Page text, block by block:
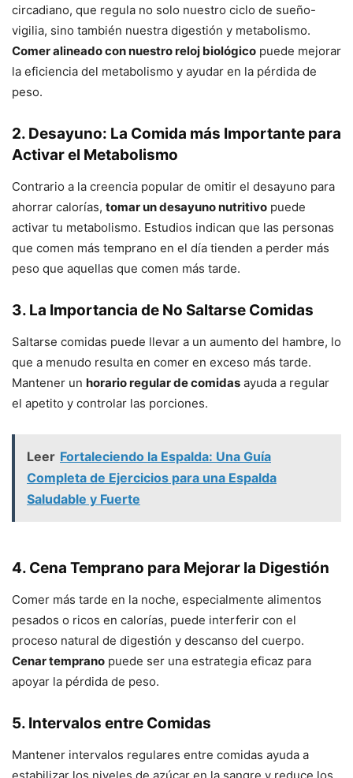
circadiano, que regula no solo nuestro ciclo de sueño-
vigilia, sino también nuestra digestión y metabolismo.
Comer alineado con nuestro reloj biológico puede mejorar
la eficiencia del metabolismo y ayudar en la pérdida de
peso.
2. Desayuno: La Comida más Importante para
Activar el Metabolismo
Contrario a la creencia popular de omitir el desayuno para
ahorrar calorías, tomar un desayuno nutritivo puede
activar tu metabolismo. Estudios indican que las personas
que comen más temprano en el día tienden a perder más
peso que aquellas que comen más tarde.
3. La Importancia de No Saltarse Comidas
Saltarse comidas puede llevar a un aumento del hambre, lo
que a menudo resulta en comer en exceso más tarde.
Mantener un horario regular de comidas ayuda a regular
el apetito y controlar las porciones.
Leer Fortaleciendo la Espalda: Una Guía
Completa de Ejercicios para una Espalda
Saludable y Fuerte
4. Cena Temprano para Mejorar la Digestión
Comer más tarde en la noche, especialmente alimentos
pesados o ricos en calorías, puede interferir con el
proceso natural de digestión y descanso del cuerpo.
Cenar temprano puede ser una estrategia eficaz para
apoyar la pérdida de peso.
5. Intervalos entre Comidas
Mantener intervalos regulares entre comidas ayuda a